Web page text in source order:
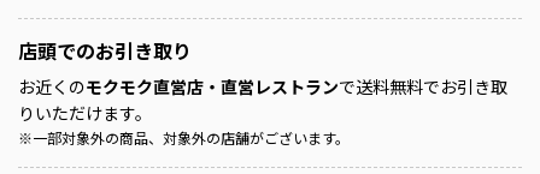
店頭でのお引き取り
お近くのモクモク直営店・直営レストランで送料無料でお引き取
りいただけます。
※一部対象外の商品、対象外の店舗がございます。